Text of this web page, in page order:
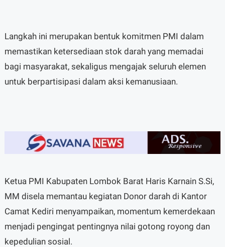
Langkah ini merupakan bentuk komitmen PMI dalam
memastikan ketersediaan stok darah yang memadai
bagi masyarakat, sekaligus mengajak seluruh elemen
untuk berpartisipasi dalam aksi kemanusiaan.
Ketua PMI Kabupaten Lombok Barat Haris Karnain S.Si,
MM disela memantau kegiatan Donor darah di Kantor
Camat Kediri menyampaikan, momentum kemerdekaan
menjadi pengingat pentingnya nilai gotong royong dan
kepedulian sosial.